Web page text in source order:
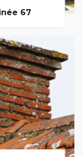
67